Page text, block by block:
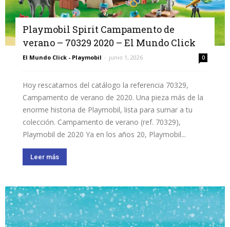
Playmobil Spirit Campamento de
verano – 70329 2020 – El Mundo Click
El Mundo Click - Playmobil - junio 1, 2026 0
Hoy rescatamos del catálogo la referencia 70329,
Campamento de verano de 2020. Una pieza más de la
enorme historia de Playmobil, lista para sumar a tu
colección. Campamento de verano (ref. 70329),
Playmobil de 2020 Ya en los años 20, Playmobil...
Leer más